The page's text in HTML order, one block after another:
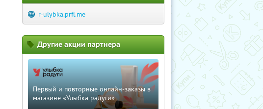
r-ulybka.prfl.me
Другие акции партнера
Первый и повторные онлайн-заказы в
магазине «Улыбка радуги»